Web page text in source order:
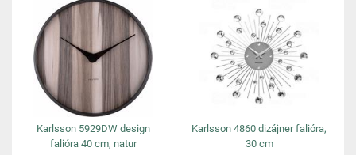
Karlsson 5929DW design
falióra 40 cm, natur
Karlsson 4860 dizájner falióra,
30 cm